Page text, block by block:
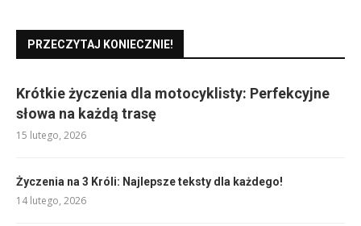
PRZECZYTAJ KONIECZNIE!
Krótkie życzenia dla motocyklisty: Perfekcyjne
słowa na każdą trasę
15 lutego, 2026
Życzenia na 3 Króli: Najlepsze teksty dla każdego!
14 lutego, 2026